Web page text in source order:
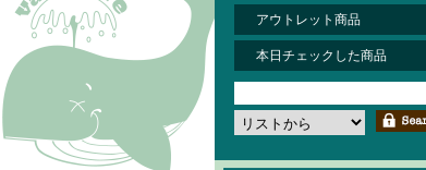
アウトレット商品
本日チェックした商品